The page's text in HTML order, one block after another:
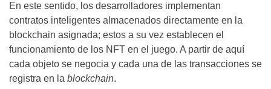
En este sentido, los desarrolladores implementan
contratos inteligentes almacenados directamente en la
blockchain asignada; estos a su vez establecen el
funcionamiento de los NFT en el juego. A partir de aquí
cada objeto se negocia y cada una de las transacciones se
registra en la blockchain.